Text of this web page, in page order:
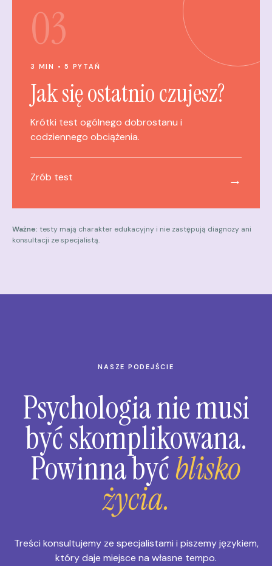
03
3 MIN • 5 PYTAŃ
Jak się ostatnio czujesz?
Krótki test ogólnego dobrostanu i
codziennego obciążenia.
Zrób test →
Ważne: testy mają charakter edukacyjny i nie zastępują diagnozy ani
konsultacji ze specjalistą.
NASZE PODEJŚCIE
Psychologia nie musi
być skomplikowana.
Powinna byćblisko
życia.
Treści konsultujemy ze specjalistami i piszemy językiem,
który daje miejsce na własne tempo.